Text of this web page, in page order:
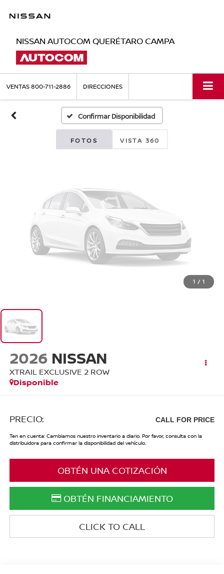
NISSAN AUTOCOM QUERÉTARO CAMPA
VENTAS800-711-2886 DIRECCIONES
Confirmar Disponibilidad
FOTOS VISTA 360
Disponibles
Por favor, revise luego
1 / 1
2026 NISSAN
XTRAIL EXCLUSIVE 2 ROW
Disponible
PRECIO: CALL FOR PRICE
Ten en cuenta: Cambiamos nuestro inventario a diario. Por favor, consulta con la
distribuidora para confirmar la disponibilidad del vehículo.
OBTÉN UNA COTIZACIÓN
OBTÉN FINANCIAMIENTO
CLICK TO CALL